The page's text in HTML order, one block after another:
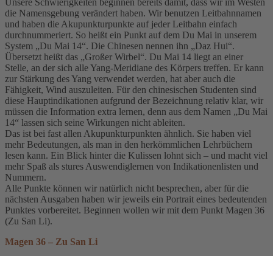
die Namensgebung verändert haben. Wir benutzen Leitbahnnamen
und haben die Akupunkturpunkte auf jeder Leitbahn einfach
durchnummeriert. So heißt ein Punkt auf dem Du Mai in unserem
System „Du Mai 14“. Die Chinesen nennen ihn „Daz Hui“.
Übersetzt heißt das „Großer Wirbel“. Du Mai 14 liegt an einer
Stelle, an der sich alle Yang-Meridiane des Körpers treffen. Er kann
zur Stärkung des Yang verwendet werden, hat aber auch die
Fähigkeit, Wind auszuleiten. Für den chinesischen Studenten sind
diese Hauptindikationen aufgrund der Bezeichnung relativ klar, wir
müssen die Information extra lernen, denn aus dem Namen „Du Mai
14“ lassen sich seine Wirkungen nicht ableiten.
Das ist bei fast allen Akupunkturpunkten ähnlich. Sie haben viel
mehr Bedeutungen, als man in den herkömmlichen Lehrbüchern
lesen kann. Ein Blick hinter die Kulissen lohnt sich – und macht viel
mehr Spaß als stures Auswendiglernen von Indikationenlisten und
Nummern.
Alle Punkte können wir natürlich nicht besprechen, aber für die
nächsten Ausgaben haben wir jeweils ein Portrait eines bedeutenden
Punktes vorbereitet. Beginnen wollen wir mit dem Punkt Magen 36
(Zu San Li).
Magen 36 – Zu San Li